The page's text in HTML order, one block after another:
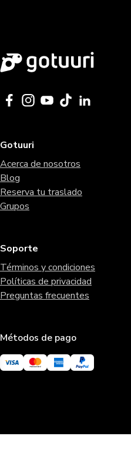
Gotuuri
Acerca de nosotros
Blog
Reserva tu traslado
Grupos
Soporte
Términos y condiciones
Políticas de privacidad
Preguntas frecuentes
Métodos de pago